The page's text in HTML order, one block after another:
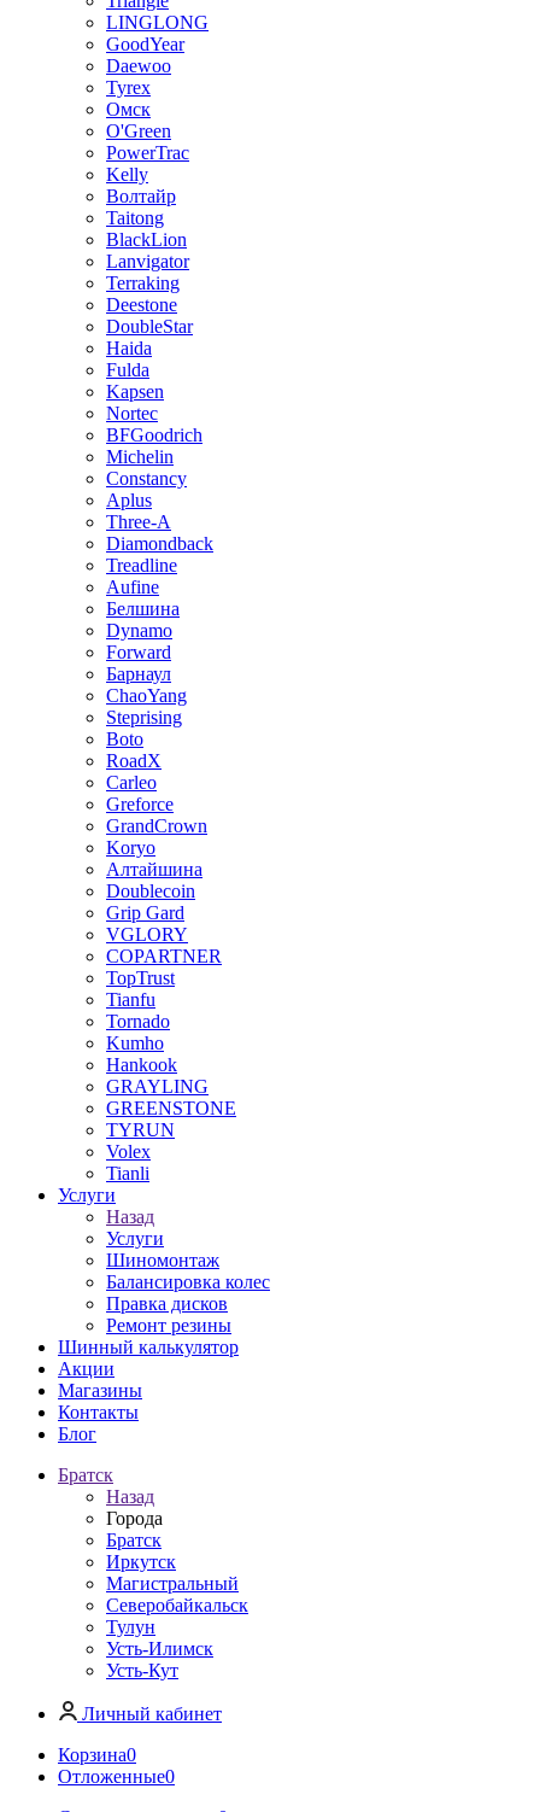
LINGLONG
GoodYear
Daewoo
Tyrex
Омск
O'Green
PowerTrac
Kelly
Волтайр
Taitong
BlackLion
Lanvigator
Terraking
Deestone
DoubleStar
Haida
Fulda
Kapsen
Nortec
BFGoodrich
Michelin
Constancy
Aplus
Three-A
Diamondback
Treadline
Aufine
Белшина
Dynamo
Forward
Барнаул
ChaoYang
Steprising
Boto
RoadX
Carleo
Greforce
GrandCrown
Koryo
Алтайшина
Doublecoin
Grip Gard
VGLORY
COPARTNER
TopTrust
Tianfu
Tornado
Kumho
Hankook
GRAYLING
GREENSTONE
TYRUN
Volex
Tianli
Услуги
Назад
Услуги
Шиномонтаж
Балансировка колес
Правка дисков
Ремонт резины
Шинный калькулятор
Акции
Магазины
Контакты
Блог
Братск
Назад
Города
Братск
Иркутск
Магистральный
Северобайкальск
Тулун
Усть-Илимск
Усть-Кут
Личный кабинет
Корзина0
Отложенные0